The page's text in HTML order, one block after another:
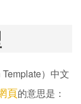
）中文
頁的意思是：